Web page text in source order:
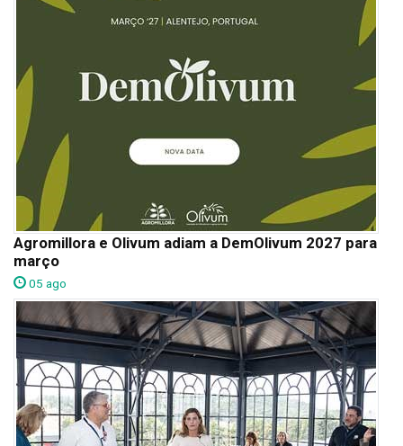
Agromillora e Olivum adiam a DemOlivum 2027 para
março
05 ago